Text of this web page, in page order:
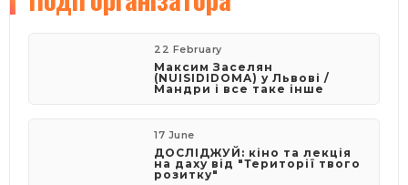
22 February
Максим Заселян
(NUISIDIDOMA) у Львові /
Мандри і все таке інше
17 June
ДОСЛІДЖУЙ: кіно та лекція
на даху від "Території твого
розитку"